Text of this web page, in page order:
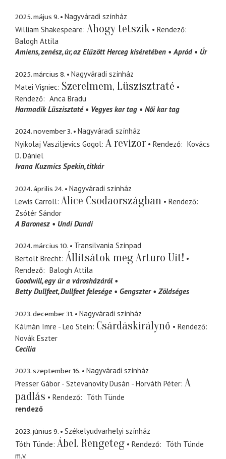
2025. május 9.
Nagyváradi színház
William Shakespeare Ahogy tetszik
Rendező
Balogh Attila
Amiens, zenész, úr az Elűzött Herceg kíséretében Apród Úr
2025. március 8.
Nagyváradi színház
Matei Vişniec Szerelmem, Lüszisztraté
Rendező
Anca Bradu
Harmadik Lüszisztaté
Vegyes kar tag Női kar tag
2024. november 3.
Nagyváradi színház
Nyikolaj Vasziljevics Gogol A revizor Rendező
Kovács
D. Dániel
Ivana Kuzmics Spekin titkár
2024. április 24.
Nagyváradi színház
Lewis Carroll Alice Csodaországban
Rendező
Zsótér Sándor
A Baronesz
Undi Dundi
2024. március 10.
Transilvania Színpad
Bertolt Brecht Állítsátok meg Arturo Uit!
Rendező
Balogh Attila
Goodwill egy úr a városházáról
Betty Dullfeet Dullfeet felesége Gengszter Zöldséges
2023. december 31.
Nagyváradi színház
Kálmán Imre - Leo Stein Csárdáskirálynő
Rendező
Novák Eszter
Cecília
2023. szeptember 16.
Nagyváradi színház
Presser Gábor - Sztevanovity Dusán - Horváth Péter A
padlás
Rendező
Tóth Tünde
rendező
2023. június 9.
Székelyudvarhelyi színház
Tóth Tünde Ábel. Rengeteg Rendező
Tóth Tünde
m.v.